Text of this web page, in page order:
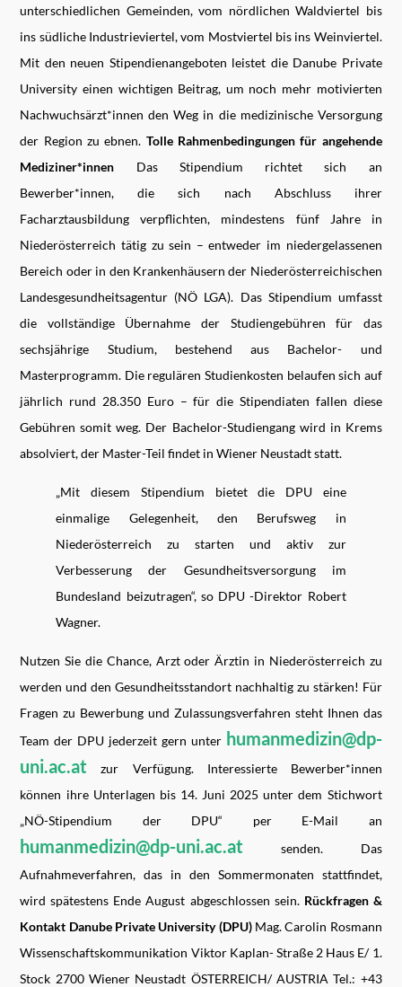
unterschiedlichen Gemeinden, vom nördlichen Waldviertel bis
ins südliche Industrieviertel, vom Mostviertel bis ins Weinviertel.
Mit den neuen Stipendienangeboten leistet die Danube Private
University einen wichtigen Beitrag, um noch mehr motivierten
Nachwuchsärzt*innen den Weg in die medizinische Versorgung
der Region zu ebnen. Tolle Rahmenbedingungen für angehende
Mediziner*innen Das Stipendium richtet sich an
Bewerber*innen, die sich nach Abschluss ihrer
Facharztausbildung verpflichten, mindestens fünf Jahre in
Niederösterreich tätig zu sein – entweder im niedergelassenen
Bereich oder in den Krankenhäusern der Niederösterreichischen
Landesgesundheitsagentur (NÖ LGA). Das Stipendium umfasst
die vollständige Übernahme der Studiengebühren für das
sechsjährige Studium, bestehend aus Bachelor- und
Masterprogramm. Die regulären Studienkosten belaufen sich auf
jährlich rund 28.350 Euro – für die Stipendiaten fallen diese
Gebühren somit weg. Der Bachelor-Studiengang wird in Krems
absolviert, der Master-Teil findet in Wiener Neustadt statt.
„Mit diesem Stipendium bietet die DPU eine
einmalige Gelegenheit, den Berufsweg in
Niederösterreich zu starten und aktiv zur
Verbesserung der Gesundheitsversorgung im
Bundesland beizutragen“, so DPU -Direktor Robert
Wagner.
Nutzen Sie die Chance, Arzt oder Ärztin in Niederösterreich zu
werden und den Gesundheitsstandort nachhaltig zu stärken! Für
Fragen zu Bewerbung und Zulassungsverfahren steht Ihnen das
Team der DPU jederzeit gern unter humanmedizin@dp-
uni.ac.at zur Verfügung. Interessierte Bewerber*innen
können ihre Unterlagen bis 14. Juni 2025 unter dem Stichwort
„NÖ-Stipendium der DPU“ per E-Mail an
humanmedizin@dp-uni.ac.at senden. Das
Aufnahmeverfahren, das in den Sommermonaten stattfindet,
wird spätestens Ende August abgeschlossen sein. Rückfragen &
Kontakt Danube Private University (DPU)Mag. Carolin Rosmann
Wissenschaftskommunikation Viktor Kaplan- Straße 2 Haus E/ 1.
Stock 2700 Wiener Neustadt ÖSTERREICH/ AUSTRIA Tel.: +43